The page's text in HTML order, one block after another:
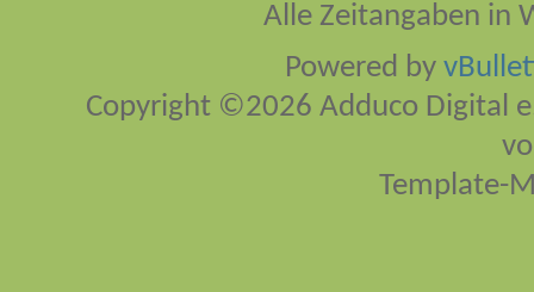
Alle Zeitangaben in
Powered by
Copyright ©2026 Adduco Digital
Template-